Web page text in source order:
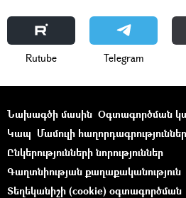
Rutube Telegram
Նախագծի մասին Օգտագործման
Կապ Մամուլի հաղորդագրություններ
Ընկերությունների նորություններ
Գաղտնիության քաղաքականություն
Տեղեկանիշի (cookie) օգտագործման